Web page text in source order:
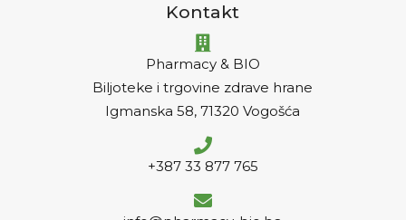
Kontakt
Pharmacy & BIO
Biljoteke i trgovine zdrave hrane
Igmanska 58, 71320 Vogošća
+387 33 877 765